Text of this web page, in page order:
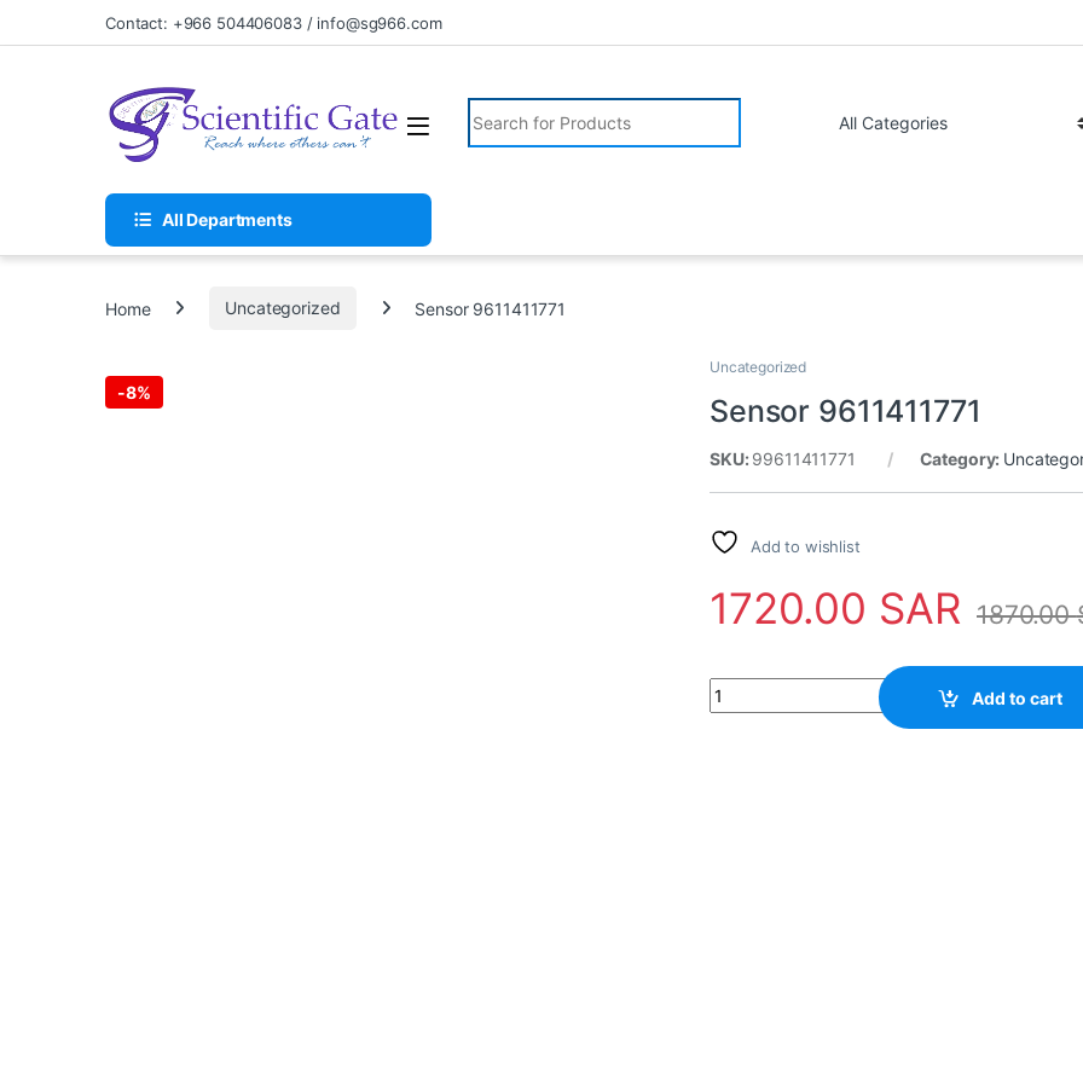
Skip to navigation
Skip to contentContact: +966 504406083 / info@sg966.com
Search for:
All Departments
Home Uncategorized Sensor 9611411771
-8%
Uncategorized
Sensor 9611411771
SKU: 99611411771 Category:
Add to wishlist
1720.00 SAR 1870.00
Sensor 9611411771 quantity
Add to cart